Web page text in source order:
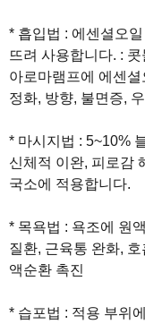
* 흡입법 : 에센셜오
뜨려 사용합니다. :
아로마램프에 에센셜
정화, 방향, 불면증,
* 마시지법 : 5~10%
신체적 이완, 피로감
국소에 적용합니다.
* 목욕법 : 욕조에 원
질환, 근육통 완화,
액순환 촉진
* 습포법 : 적용 부위